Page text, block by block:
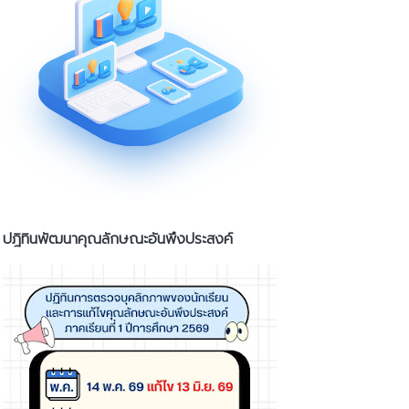
ปฎิทินพัฒนาคุณลักษณะอันพึงประสงค์